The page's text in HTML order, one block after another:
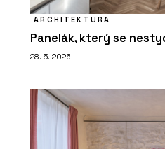
ARCHITEKTURA
Panelák, který se
28. 5. 2026